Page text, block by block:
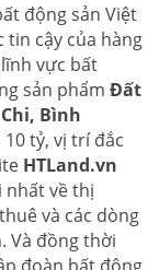
động sản Việt
cậy của hàng
vực bất
sản phẩm Đất
Bình
tỷ, vị trí đắc
HTLand.vn
nhất về thị
và các dòng
Và đồng thời
đoàn bất động